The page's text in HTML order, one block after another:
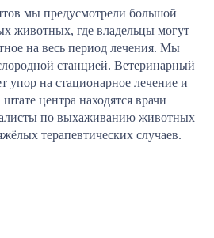
мы предусмотрели большой
животных, где владельцы могут
на весь период лечения. Мы
станцией. Ветеринарный
упор на стационарное лечение и
центра находятся врачи
по выхаживанию животных
терапевтических случаев.